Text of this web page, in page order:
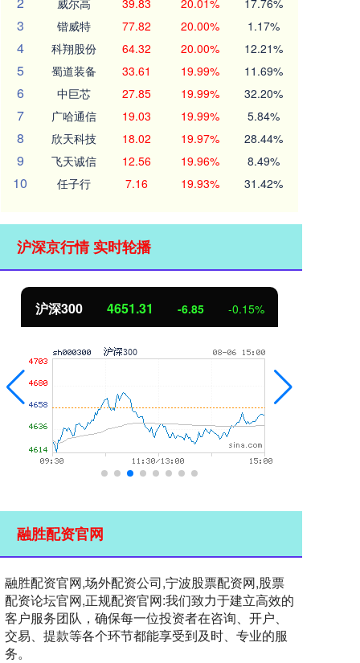
威尔高 39.83 20.01% 17.76%
3 锴威特 77.82 20.00% 1.17%
4 科翔股份 64.32 20.00% 12.21%
5 蜀道装备 33.61 19.99% 11.69%
6 中巨芯 27.85 19.99% 32.20%
7 广哈通信 19.03 19.99% 5.84%
8 欣天科技 18.02 19.97% 28.44%
9 飞天诚信 12.56 19.96% 8.49%
10 任子行 7.16 19.93% 31.42%
沪深京行情 实时轮播
沪深300 4651.31 -6.85 -0.15%
融胜配资官网
融胜配资官网,场外配资公司,宁波股票配资网,股票
配资论坛官网,正规配资官网:我们致力于建立高效的
客户服务团队，确保每一位投资者在咨询、开户、
交易、提款等各个环节都能享受到及时、专业的服
务。